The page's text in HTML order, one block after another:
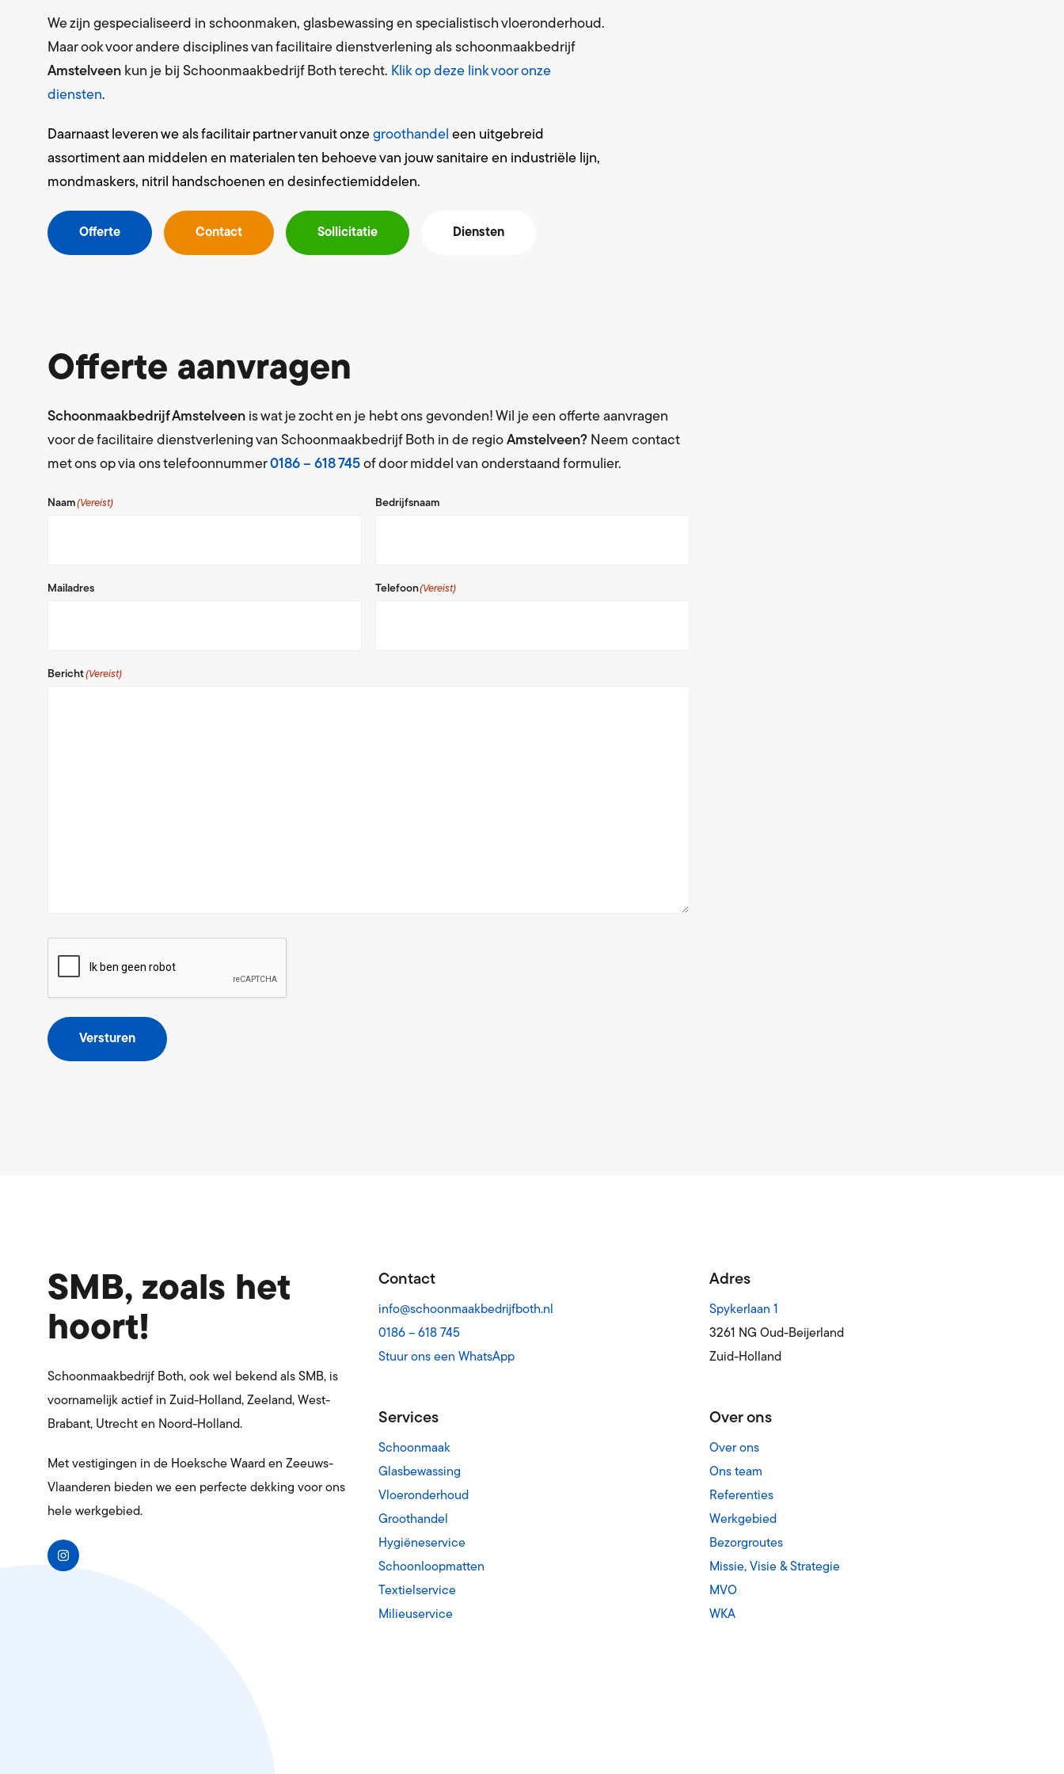
We zijn gespecialiseerd in schoonmaken, glasbewassing en specialistisch vloeronderhoud.
Maar ook voor andere disciplines van facilitaire dienstverlening als schoonmaakbedrijf
Amstelveen kun je bij Schoonmaakbedrijf Both terecht. Klik op deze link voor onze
diensten.
Daarnaast leveren we als facilitair partner vanuit onze groothandel een uitgebreid
assortiment aan middelen en materialen ten behoeve van jouw sanitaire en industriële lijn,
mondmaskers, nitril handschoenen en desinfectiemiddelen.
Offerte Contact Sollicitatie Diensten
Offerte aanvragen
Schoonmaakbedrijf Amstelveen is wat je zocht en je hebt ons gevonden! Wil je een offerte aanvragen
voor de facilitaire dienstverlening van Schoonmaakbedrijf Both in de regio Amstelveen? Neem contact
met ons op via ons telefoonnummer0186 – 618 745 of door middel van onderstaand formulier.
Naam(Vereist) Bedrijfsnaam
Mailadres Telefoon(Vereist)
Bericht(Vereist)
Versturen
SMB, zoals het
hoort!
Schoonmaakbedrijf Both, ook wel bekend als SMB, is
voornamelijk actief in Zuid-Holland, Zeeland, West-
Brabant, Utrecht en Noord-Holland.
Met vestigingen in de Hoeksche Waard en Zeeuws-
Vlaanderen bieden we een perfecte dekking voor ons
hele werkgebied.
Contact
info@schoonmaakbedrijfboth.nl
0186 – 618 745
Stuur ons een WhatsApp
Adres
Spykerlaan 1
3261 NG Oud-Beijerland
Zuid-Holland
Services
Schoonmaak
Glasbewassing
Vloeronderhoud
Groothandel
Hygiëneservice
Schoonloopmatten
Textielservice
Milieuservice
Over ons
Over ons
Ons team
Referenties
Werkgebied
Bezorgroutes
Missie, Visie & Strategie
MVO
WKA